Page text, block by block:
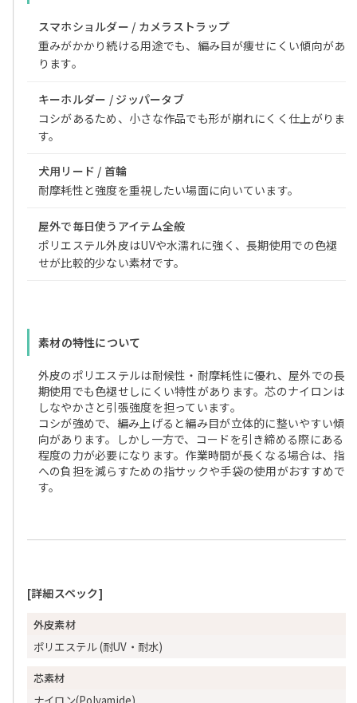
スマホショルダー / カメラストラップ
重みがかかり続ける用途でも、編み目が痩せにくい傾向があ
ります。
キーホルダー / ジッパータブ
コシがあるため、小さな作品でも形が崩れにくく仕上がりま
す。
犬用リード / 首輪
耐摩耗性と強度を重視したい場面に向いています。
屋外で毎日使うアイテム全般
ポリエステル外皮はUVや水濡れに強く、長期使用での色褪
せが比較的少ない素材です。
素材の特性について
外皮のポリエステルは耐候性・耐摩耗性に優れ、屋外での長
期使用でも色褪せしにくい特性があります。芯のナイロンは
しなやかさと引張強度を担っています。
コシが強めで、編み上げると編み目が立体的に整いやすい傾
向があります。しかし一方で、コードを引き締める際にある
程度の力が必要になります。作業時間が長くなる場合は、指
への負担を減らすための指サックや手袋の使用がおすすめで
す。
[詳細スペック]
外皮素材
ポリエステル (耐UV・耐水)
芯素材